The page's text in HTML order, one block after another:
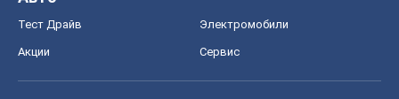
Тест Драйв Электромобили
Акции Сервис